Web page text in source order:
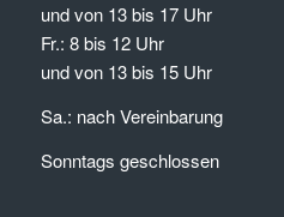
und von 13 bis 17 Uhr
Fr.: 8 bis 12 Uhr
und von 13 bis 15 Uhr
Sa.: nach Vereinbarung
Sonntags geschlossen